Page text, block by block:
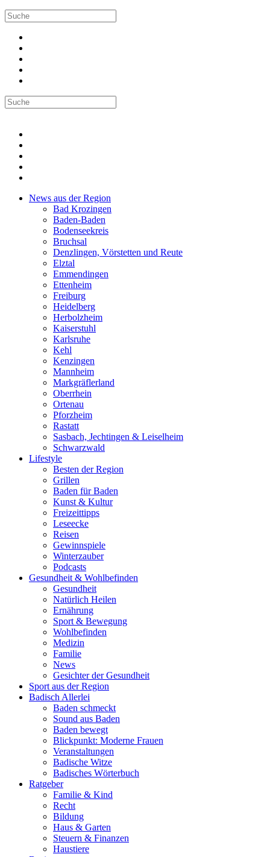
News aus der Region
Bad Krozingen
Baden-Baden
Bodenseekreis
Bruchsal
Denzlingen, Vörstetten und Reute
Elztal
Emmendingen
Ettenheim
Freiburg
Heidelberg
Herbolzheim
Kaiserstuhl
Karlsruhe
Kehl
Kenzingen
Mannheim
Markgräflerland
Oberrhein
Ortenau
Pforzheim
Rastatt
Sasbach, Jechtingen & Leiselheim
Schwarzwald
Lifestyle
Besten der Region
Grillen
Baden für Baden
Kunst & Kultur
Freizeittipps
Leseecke
Reisen
Gewinnspiele
Winterzauber
Podcasts
Gesundheit & Wohlbefinden
Gesundheit
Natürlich Heilen
Ernährung
Sport & Bewegung
Wohlbefinden
Medizin
Familie
News
Gesichter der Gesundheit
Sport aus der Region
Badisch Allerlei
Baden schmeckt
Sound aus Baden
Baden bewegt
Blickpunkt: Moderne Frauen
Veranstaltungen
Badische Witze
Badisches Wörterbuch
Ratgeber
Familie & Kind
Recht
Bildung
Haus & Garten
Steuern & Finanzen
Haustiere